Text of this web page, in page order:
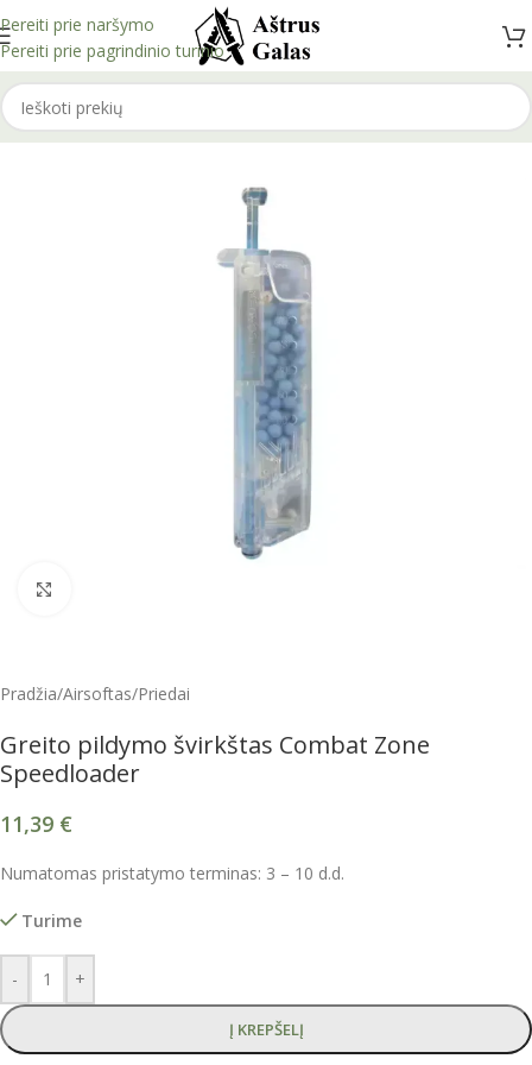
Pereiti prie naršymo
Pereiti prie pagrindinio turinio
Pradžia/Airsoftas/Priedai
Greito pildymo švirkštas Combat Zone
Speedloader
11,39 €
Numatomas pristatymo terminas: 3 – 10 d.d.
Turime
- +
Į KREPŠELĮ